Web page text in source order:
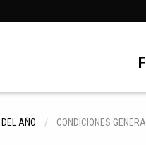
AÑO CONDICIONES